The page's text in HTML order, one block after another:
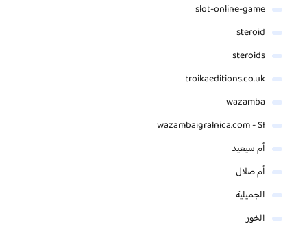
slot-online-game
steroid
steroids
troikaeditions.co.uk
wazamba
wazambaigralnica.com - SI
أم سيعيد
أم صلال
الجميلية
الخور